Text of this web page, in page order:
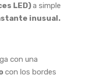
LED)a simple
inusual.
con una
con los bordes